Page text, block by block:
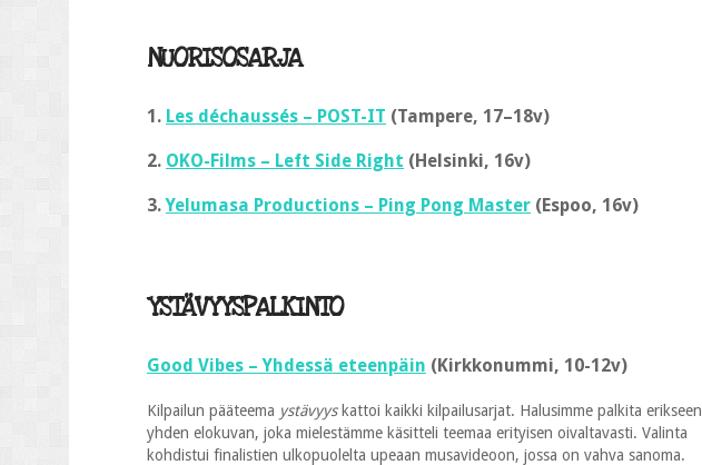
NUORISOSARJA
1. Les déchaussés – POST-IT (Tampere, 17–18v)
2. OKO-Films – Left Side Right (Helsinki, 16v)
3.Yelumasa Productions – Ping Pong Master (Espoo, 16v)
YSTÄVYYSPALKINTO
Good Vibes – Yhdessä eteenpäin (Kirkkonummi, 10-12v)
Kilpailun pääteema ystävyyskattoi kaikki kilpailusarjat. Halusimme palkita erikseen
yhden elokuvan, joka mielestämme käsitteli teemaa erityisen oivaltavasti. Valinta
kohdistui finalistien ulkopuolelta upeaan musavideoon, jossa on vahva sanoma.